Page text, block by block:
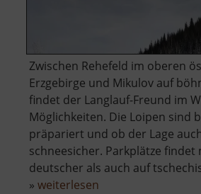
Zwischen Rehefeld im oberen
Erzgebirge und Mikulov auf
findet der Langlauf-Freund im
Möglichkeiten. Die Loipen sind
präpariert und ob der Lage
schneesicher. Parkplätze findet
deutscher als auch auf
» weiterlesen